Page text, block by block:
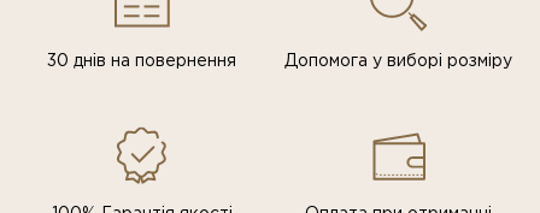
30 днів на повернення Допомога у виборі розміру